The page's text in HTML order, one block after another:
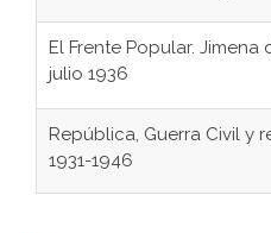
El Frente Popular.
julio 1936
República, Guerra Civil y
1931-1946